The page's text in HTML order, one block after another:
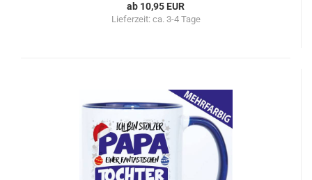
ab 10,95 EUR
Lieferzeit: ca. 3-4 Tage